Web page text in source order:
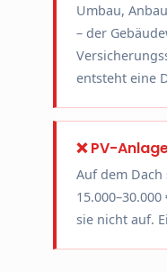
Umbau,
– der
entsteht eine
❌ PV-
Auf dem
sie nicht auf.